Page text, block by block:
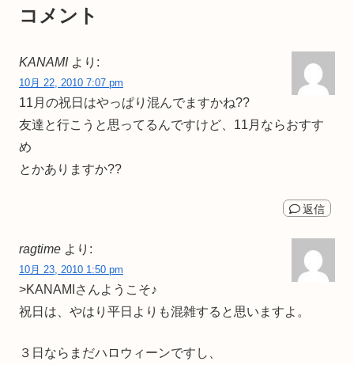
コメント
KANAMI より:
10月 22, 2010 7:07 pm
11月の祝日はやっぱり混んでますかね??
友達と行こうと思ってるんですけど、11月ならおすす
め
とかありますか??
返信
ragtime より:
10月 23, 2010 1:50 pm
>KANAMIさんようこそ♪
祝日は、やはり平日よりも混雑すると思いますよ。
３日ならまだハロウィーンですし、